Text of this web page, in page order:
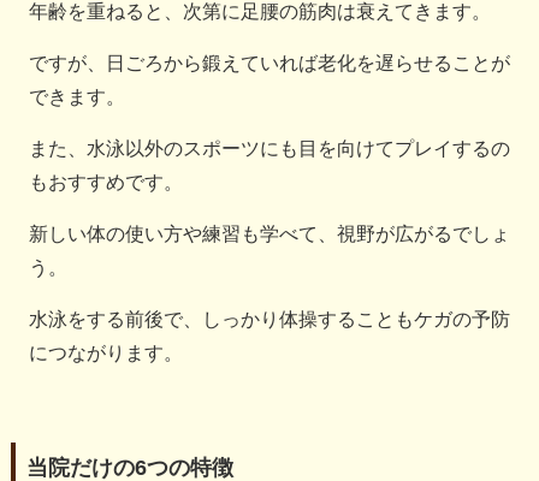
年齢を重ねると、次第に足腰の筋肉は衰えてきます。
ですが、日ごろから鍛えていれば老化を遅らせることが
できます。
また、水泳以外のスポーツにも目を向けてプレイするの
もおすすめです。
新しい体の使い方や練習も学べて、視野が広がるでしょ
う。
水泳をする前後で、しっかり体操することもケガの予防
につながります。
当院だけの6つの特徴